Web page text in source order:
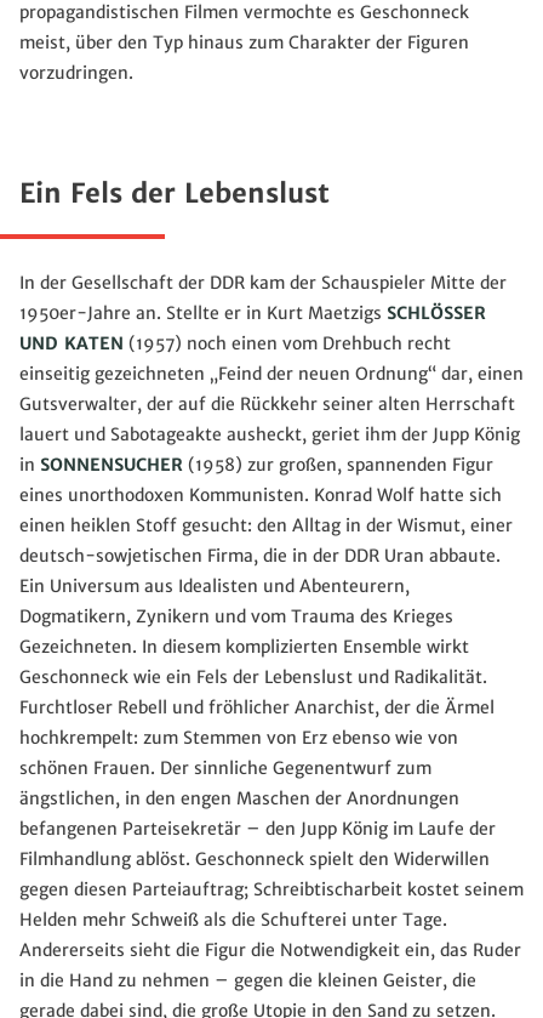
propagandistischen Filmen vermochte es Geschonneck
meist, über den Typ hinaus zum Charakter der Figuren
vorzudringen.
Ein Fels der Lebenslust
In der Gesellschaft der DDR kam der Schauspieler Mitte der
1950er-Jahre an. Stellte er in Kurt Maetzigs SCHLÖSSER
UND KATEN (1957) noch einen vom Drehbuch recht
einseitig gezeichneten „Feind der neuen Ordnung“ dar, einen
Gutsverwalter, der auf die Rückkehr seiner alten Herrschaft
lauert und Sabotageakte ausheckt, geriet ihm der Jupp König
in SONNENSUCHER (1958) zur großen, spannenden Figur
eines unorthodoxen Kommunisten. Konrad Wolf hatte sich
einen heiklen Stoff gesucht: den Alltag in der Wismut, einer
deutsch-sowjetischen Firma, die in der DDR Uran abbaute.
Ein Universum aus Idealisten und Abenteurern,
Dogmatikern, Zynikern und vom Trauma des Krieges
Gezeichneten. In diesem komplizierten Ensemble wirkt
Geschonneck wie ein Fels der Lebenslust und Radikalität.
Furchtloser Rebell und fröhlicher Anarchist, der die Ärmel
hochkrempelt: zum Stemmen von Erz ebenso wie von
schönen Frauen. Der sinnliche Gegenentwurf zum
ängstlichen, in den engen Maschen der Anordnungen
befangenen Parteisekretär – den Jupp König im Laufe der
Filmhandlung ablöst. Geschonneck spielt den Widerwillen
gegen diesen Parteiauftrag; Schreibtischarbeit kostet seinem
Helden mehr Schweiß als die Schufterei unter Tage.
Andererseits sieht die Figur die Notwendigkeit ein, das Ruder
in die Hand zu nehmen – gegen die kleinen Geister, die
gerade dabei sind, die große Utopie in den Sand zu setzen.